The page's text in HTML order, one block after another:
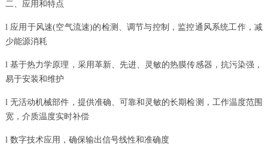
二、应用和特点
l 应用于风速(空气流速)的检测、调节与控制，监控通风系统工作，减
少能源消耗
l 基于热力学原理，采用革新、先进、灵敏的热膜传感器，抗污染强，
易于安装和维护
l 无活动机械部件，提供准确、可靠和灵敏的长期检测，工作温度范围
宽，介质温度实时补偿
l 数字技术应用，确保输出信号线性和准确度